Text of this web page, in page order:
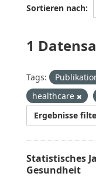
Sortieren nach
1
Tags:
healthcare
Ergebnisse
Statistisches
Gesundheit